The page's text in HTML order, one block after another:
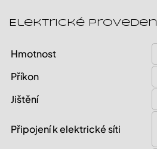
Elektrické provedení
Hmotnost
Příkon
Jištění
Připojení k elektrické síti